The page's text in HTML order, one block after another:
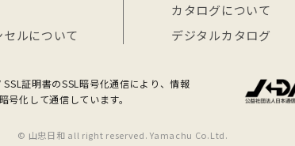
ルについて
カタログについて
デジタルカタログ
SSL証明書のSSL暗号化通信により、情報
号化して通信しています。
© 山忠日和 all right reserved. Yamachu Co.Ltd.